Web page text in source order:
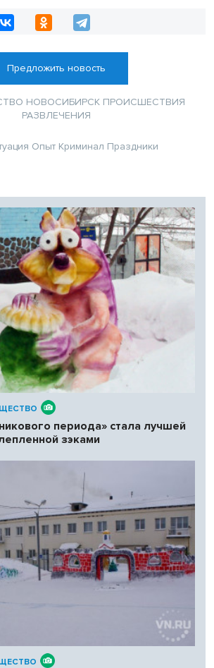
Предложить новость
НОВОСИБИРСК ПРОИСШЕСТВИЯ
РАЗВЛЕЧЕНИЯ
Опыт Криминал Праздники
периода» стала лучшей
зэками